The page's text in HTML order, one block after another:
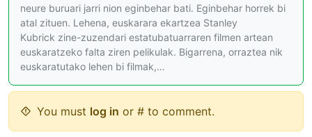
neure buruari jarri nion eginbehar bati. Eginbehar horrek bi
atal zituen. Lehena, euskarara ekartzea Stanley
Kubrick zine-zuzendari estatubatuarraren filmen artean
euskaratzeko falta ziren pelikulak. Bigarrena, orraztea nik
euskaratutako lehen bi filmak,…
You must log in or # to comment.